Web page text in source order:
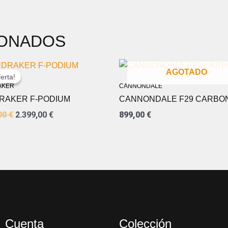
F-PODIUM
€
EL
ORIGINAL
ERA:
4.599,00 €.
2.399,00 €
EL
ES:
2.399,00 €.
AGOTADO
CANNONDALE
CANNONDALE F29
899,00 €
Cuenta Colección